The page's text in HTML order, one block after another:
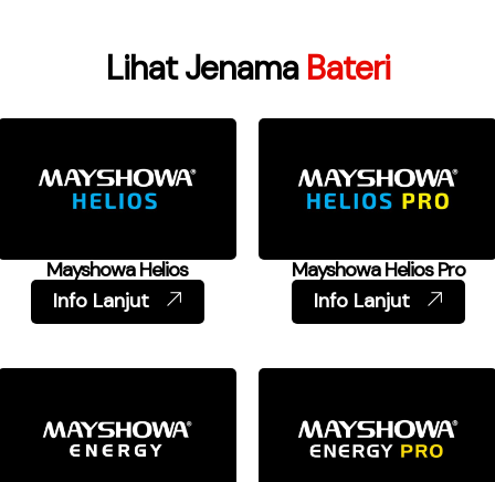
Lihat Jenama Bateri
Mayshowa Helios
Info Lanjut
Mayshowa Helios Pro
Info Lanjut